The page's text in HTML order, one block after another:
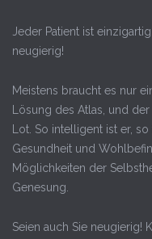
Jeder Patient ist
neugierig!
Meistens braucht es nur
Lösung des Atlas, und
Lot. So intelligent ist er,
Gesundheit und
Möglichkeiten der
Genesung.
Seien auch Sie neugierig!